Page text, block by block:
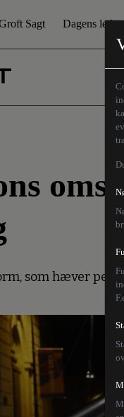
Sagt Dagens leder
som hæver